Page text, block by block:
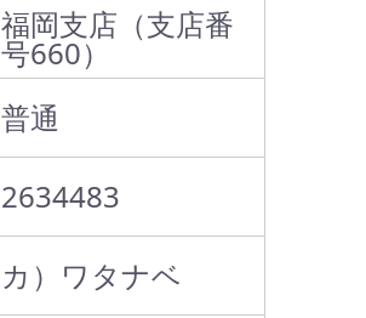
福岡支店（支店番
号660）
普通
2634483
カ）ワタナベ